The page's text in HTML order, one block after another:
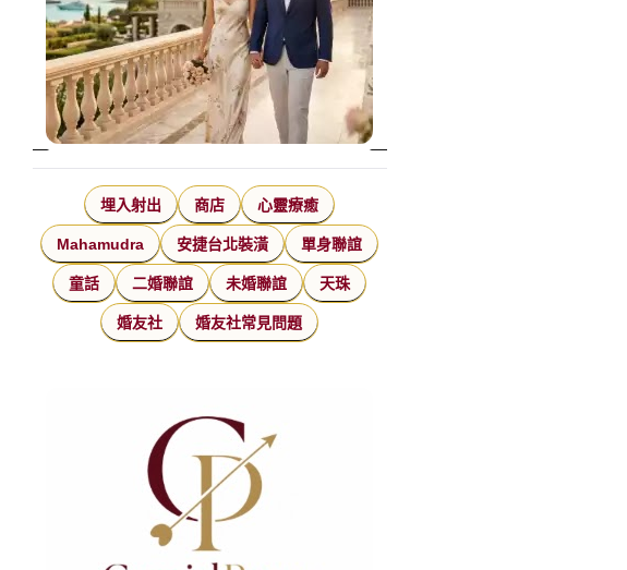
埋入射出 商店 心靈療癒
Mahamudra 安捷台北裝潢 單身聯誼
童話 二婚聯誼 未婚聯誼 天珠
婚友社 婚友社常見問題